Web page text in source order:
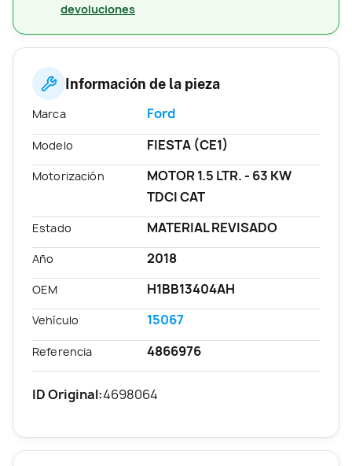
devoluciones
Información de la pieza
Marca Ford
Modelo FIESTA (CE1)
Motorización
MOTOR 1.5 LTR. - 63 KW
TDCI CAT
Estado MATERIAL REVISADO
Año 2018
OEM H1BB13404AH
Vehículo 15067
Referencia 4866976
ID Original:4698064